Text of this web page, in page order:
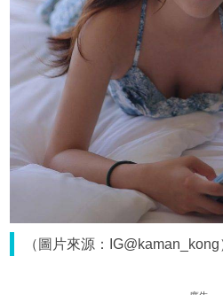
（圖片來源：IG@kaman_kong